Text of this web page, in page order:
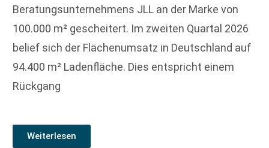
Beratungsunternehmens JLL an der Marke von
100.000 m² gescheitert. Im zweiten Quartal 2026
belief sich der Flächenumsatz in Deutschland auf
94.400 m² Ladenfläche. Dies entspricht einem
Rückgang
Weiterlesen